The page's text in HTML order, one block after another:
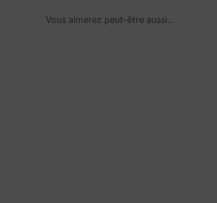
Vous aimerez peut-être aussi…